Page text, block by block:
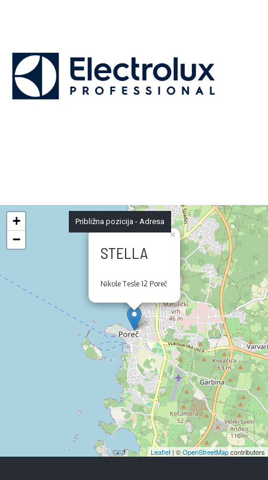
STELLA
Nikole Tesle 12 Poreč
×
+
−
Leaflet | ©OpenStreetMapcontributors
Približna pozicija - Adresa